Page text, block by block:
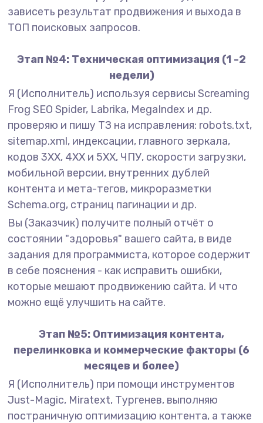
зависеть результат продвижения и выхода в
ТОП поисковых запросов.
Этап №4: Техническая оптимизация (1 -2
недели)
Я (Исполнитель) используя сервисы Screaming
Frog SEO Spider, Labrika, MegaIndex и др.
проверяю и пишу ТЗ на исправления: robots.txt,
sitemap.xml, индексации, главного зеркала,
кодов 3XX, 4XX и 5XX, ЧПУ, скорости загрузки,
мобильной версии, внутренних дублей
контента и мета-тегов, микроразметки
Schema.org, страниц пагинации и др.
Вы (Заказчик) получите полный отчёт о
состоянии "здоровья" вашего сайта, в виде
задания для программиста, которое содержит
в себе пояснения - как исправить ошибки,
которые мешают продвижению сайта. И что
можно ещё улучшить на сайте.
Этап №5: Оптимизация контента,
перелинковка и коммерческие факторы (6
месяцев и более)
Я (Исполнитель) при помощи инструментов
Just-Magic, Miratext, Тургенев, выполняю
постраничную оптимизацию контента, а также